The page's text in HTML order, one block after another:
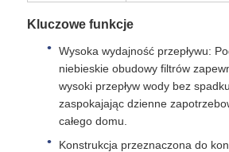
Zbiornik solanki do zmiękczacza
Żywica jonowymienna
Kluczowe funkcje
Wysoka wydajność przepływu:
niebieskie obudowy filtrów
wysoki przepływ wody bez
zaspokajając dzienne
całego domu.
Konstrukcja przeznaczona do